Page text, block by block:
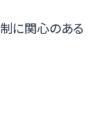
に関心のある